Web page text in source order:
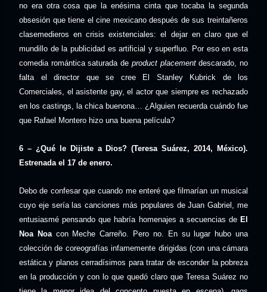
no era otra cosa que la enésima cinta que tocaba la segunda
obsesión que tiene el cine mexicano después de sus treintañeros
clasemedieros en crisis existenciales: el dejar en claro que el
mundillo de la publicidad es artificial y superfluo. Por eso en esta
comedia romántica saturada de product placementdescarado, no
falta el director que se cree El Stanley Kubrick de los
Comerciales, el asistente gay, el actor que siempre es rechazado
en los castings, la chica buenona… ¿Alguien recuerda cuándo fue
que Rafael Montero hizo una buena película?
6 – ¿Qué le Dijiste a Dios? (Teresa Suárez, 2014, México).
Estrenada el 17 de enero.
Debo de confesar que cuando me enteré que filmarían un musical
cuyo eje sería las canciones más populares de Juan Gabriel, me
entusiasmé pensando que habría homenajes a secuencias de El
Noa Noacon Meche Carreño. Pero no. En su lugar hubo una
colección de coreografías infamemente dirigidas (con una cámara
estática y planos cerradísimos para tratar de esconder la pobreza
en la producción y con lo que quedó claro que Teresa Suárez no